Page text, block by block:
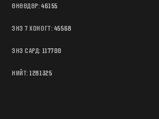
ӨНӨӨДӨР:46155
ЭНЭ 7 ХОНОГТ:45568
ЭНЭ САРД: 117700
НИЙТ:1281325